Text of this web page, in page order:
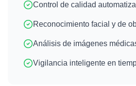
Control de calidad
Reconocimiento facial y de
Análisis de imágenes
Vigilancia inteligente en